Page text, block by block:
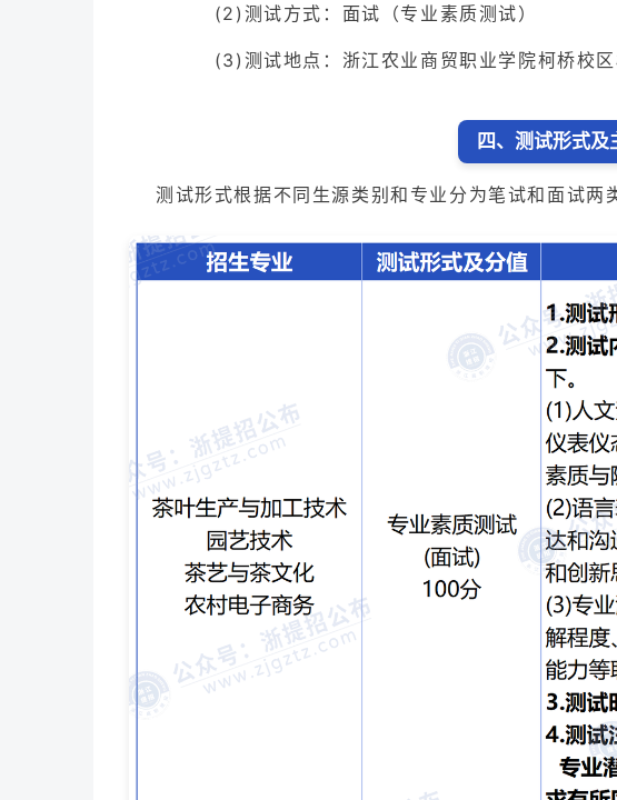
(2)测试方式：面试（专业素质测试）
(3)测试地点：浙江农业商贸职业学院柯桥校区
四、测试形式及
测试形式根据不同生源类别和专业分为笔试和面试两